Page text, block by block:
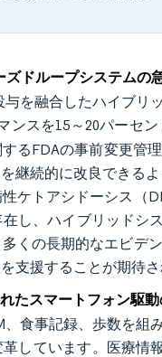
ドループシステムの
を融合したハイブ
ンスを15～20パーセ
るFDAの事前変更管
継続的に改良できる
ケトアシドーシス（
し、ハイブリッドシ
くの長期的なエビデ
支援することが期待さ
たスマートフォン駆
食事記録、歩数を組
しています。医療情